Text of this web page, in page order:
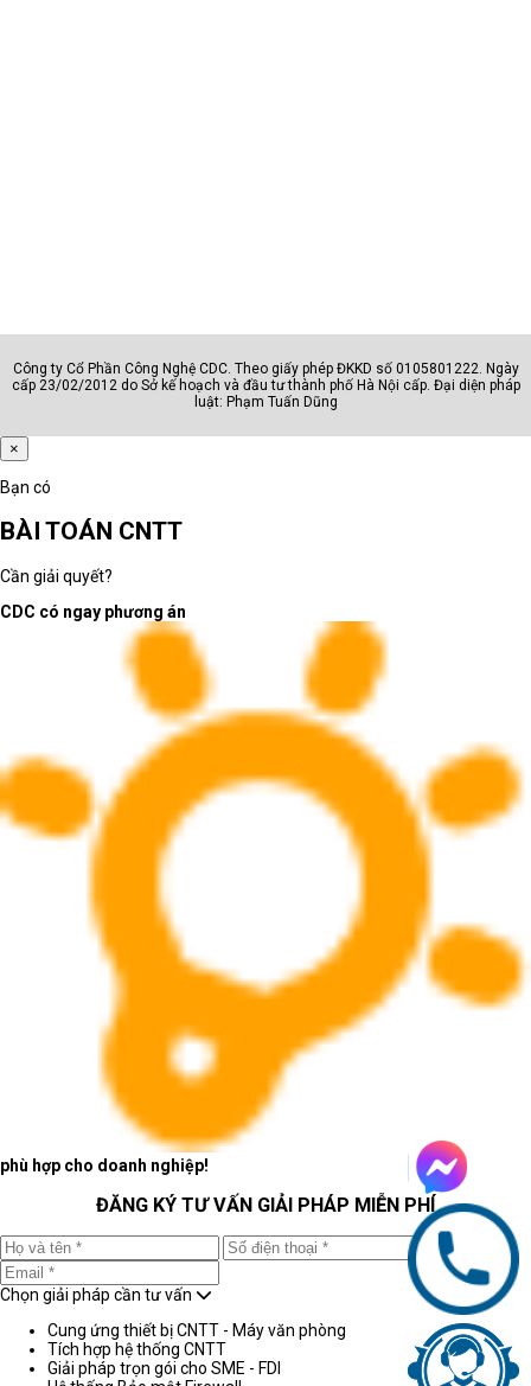
Công ty Cổ Phần Công Nghệ CDC. Theo giấy phép ĐKKD số 0105801222. Ngày
cấp 23/02/2012 do Sở kế hoạch và đầu tư thành phố Hà Nội cấp. Đại diện pháp
luật: Phạm Tuấn Dũng
×
Bạn có
BÀI TOÁN CNTT
Cần giải quyết?
CDC có ngay phương án
phù hợp cho doanh nghiệp!
ĐĂNG KÝ TƯ VẤN GIẢI PHÁP MIỄN PHÍ
Chọn giải pháp cần tư vấn
Cung ứng thiết bị CNTT - Máy văn phòng
Tích hợp hệ thống CNTT
Giải pháp trọn gói cho SME - FDI